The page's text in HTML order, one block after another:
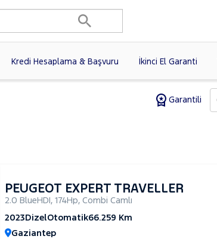
Kredi Hesaplama & Başvuru İkinci El Garanti
Garantili
PEUGEOT EXPERT TRAVELLER
2.0 BlueHDI, 174Hp, Combi Camlı
2023DizelOtomatik66.259 Km
Gaziantep